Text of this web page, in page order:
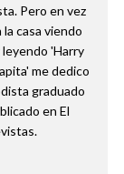
Pero en vez
casa viendo
'Harry
me dedico
graduado
en El